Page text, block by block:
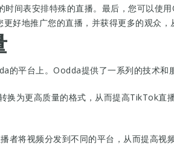
间表安排特殊的直播。最后，您可以使
好地推广您的直播，并获得更多的观众，
平台上。Oodda提供了一系列的技术和
为更高质量的格式，从而提高TikTok直
者将视频分发到不同的平台，从而提高视